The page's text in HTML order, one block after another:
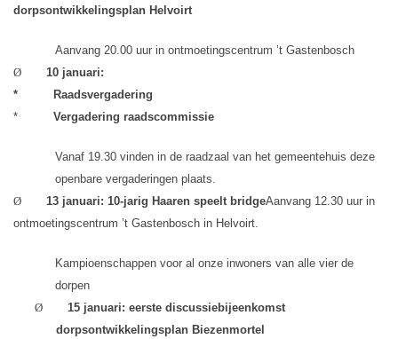
dorpsontwikkelingsplan Helvoirt
Aanvang 20.00 uur in ontmoetingscentrum ’t Gastenbosch
Ø
10 januari:
*
Raadsvergadering
*
Vergadering raadscommissie
Vanaf 19.30 vinden in de raadzaal van het gemeentehuis deze
openbare vergaderingen plaats.
Ø
13 januari: 10-jarig Haaren speelt bridgeAanvang 12.30 uur in
ontmoetingscentrum ’t Gastenbosch in Helvoirt.
Kampioenschappen voor al onze inwoners van alle vier de
dorpen
Ø
15 januari: eerste discussiebijeenkomst
dorpsontwikkelingsplan Biezenmortel